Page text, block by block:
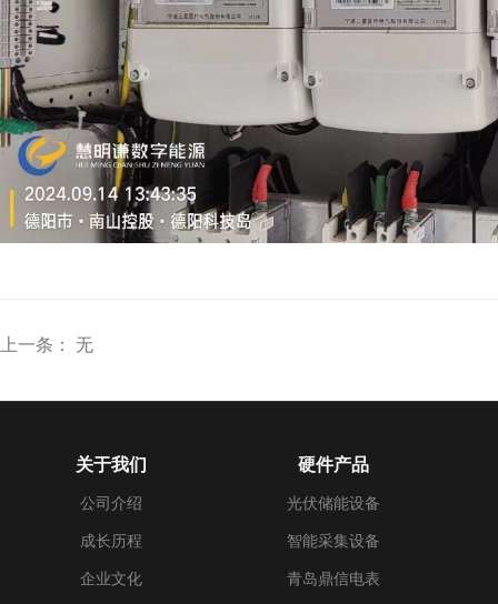
上一条： 无
关于我们
公司介绍
成长历程
企业文化
硬件产品
光伏储能设备
智能采集设备
青岛鼎信电表